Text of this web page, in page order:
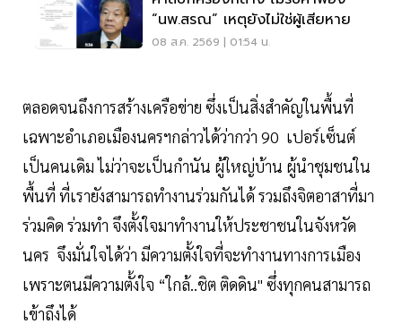
“นพ.สรณ” เหตุยังไม่ใช่ผู้เสียหาย
08 ส.ค. 2569 | 01:54 น.
ตลอดจนถึงการสร้างเครือข่าย ซึ่งเป็นสิ่งสำคัญในพื้นที่
เฉพาะอำเภอเมืองนครฯกล่าวได้ว่ากว่า 90 เปอร์เซ็นต์
เป็นคนเดิม ไม่ว่าจะเป็นกำนัน ผู้ใหญ่บ้าน ผู้นำชุมชนใน
พื้นที่ ที่เรายังสามารถทำงานร่วมกันได้ รวมถึงจิตอาสาที่มา
ร่วมคิด ร่วมทำ จึงตั้งใจมาทำงานให้ประชาชนในจังหวัด
นคร จึงมั่นใจได้ว่า มีความตั้งใจที่จะทำงานทางการเมือง
เพราะตนมีความตั้งใจ “ใกล้..ชิต ติดดิน" ซึ่งทุกคนสามารถ
เข้าถึงได้